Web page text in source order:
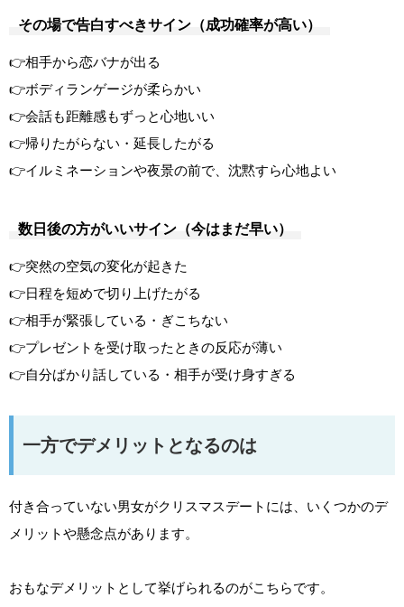
その場で告白すべきサイン（成功確率が高い）
👉相手から恋バナが出る
👉ボディランゲージが柔らかい
👉会話も距離感もずっと心地いい
👉帰りたがらない・延長したがる
👉イルミネーションや夜景の前で、沈黙すら心地よい
数日後の方がいいサイン（今はまだ早い）
👉突然の空気の変化が起きた
👉日程を短めで切り上げたがる
👉相手が緊張している・ぎこちない
👉プレゼントを受け取ったときの反応が薄い
👉自分ばかり話している・相手が受け身すぎる
一方でデメリットとなるのは
付き合っていない男女がクリスマスデートには、いくつかのデ
メリットや懸念点があります。
おもなデメリットとして挙げられるのがこちらです。